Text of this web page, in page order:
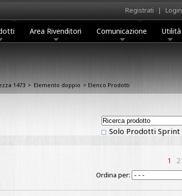
Registrati | Login
Area Rivenditori Comunicazione Utilità
1473 > Elemento doppio > Elenco Prodotti
Solo Prodotti Sprint
1 2
Ordina per: